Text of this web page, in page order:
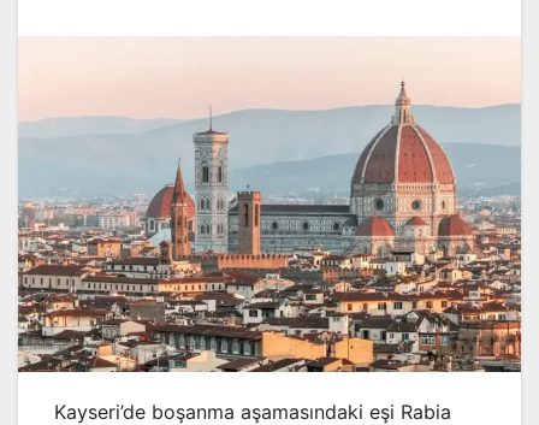
Kayseri’de boşanma aşamasındaki eşi Rabia